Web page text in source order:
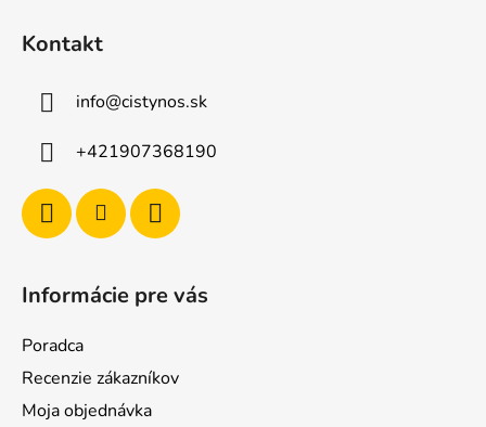
Kontakt
info@cistynos.sk
+421907368190
Informácie pre vás
Poradca
Recenzie zákazníkov
Moja objednávka